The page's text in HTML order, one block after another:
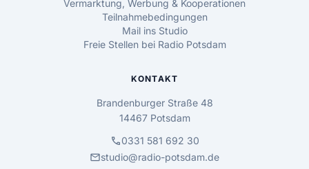
Vermarktung, Werbung & Kooperationen
Teilnahmebedingungen
Mail ins Studio
Freie Stellen bei Radio Potsdam
KONTAKT
Brandenburger Straße 48
14467 Potsdam
call0331 581 692 30
mailstudio@radio-potsdam.de